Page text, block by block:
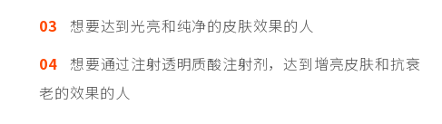
03 想要达到光亮和纯净的皮肤效果的人
04想要通过注射透明质酸注射剂，达到增亮皮肤和抗衰
老的效果的人